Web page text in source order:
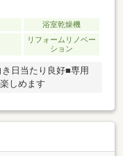
浴室乾燥機
リフォームリノベー
ション
日当たり良好■専用
しめます